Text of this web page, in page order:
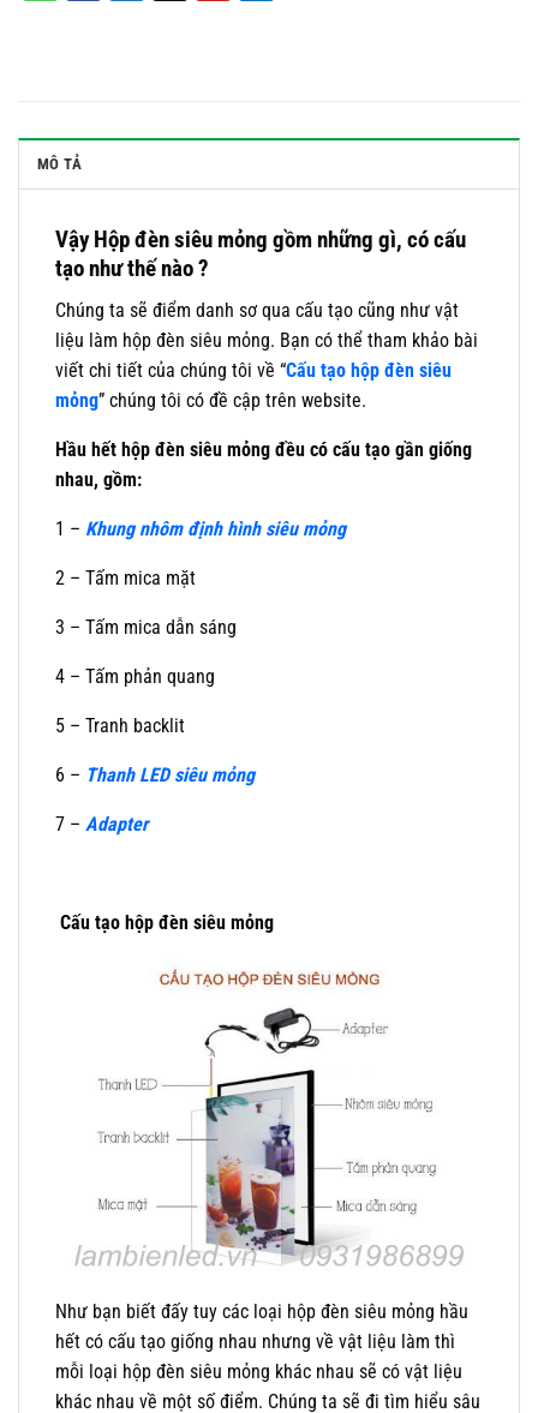
MÔ TẢ
Vậy Hộp đèn siêu mỏng gồm những gì, có cấu
tạo như thế nào ?
Chúng ta sẽ điểm danh sơ qua cấu tạo cũng như vật
liệu làm hộp đèn siêu mỏng. Bạn có thể tham khảo bài
viết chi tiết của chúng tôi về “Cấu tạo hộp đèn siêu
mỏng” chúng tôi có đề cập trên website.
Hầu hết hộp đèn siêu mỏng đều có cấu tạo gần giống
nhau, gồm:
1 – Khung nhôm định hình siêu mỏng
2 – Tấm mica mặt
3 – Tấm mica dẫn sáng
4 – Tấm phản quang
5 – Tranh backlit
6 – Thanh LED siêu mỏng
7 – Adapter
Cấu tạo hộp đèn siêu mỏng
Như bạn biết đấy tuy các loại hộp đèn siêu mỏng hầu
hết có cấu tạo giống nhau nhưng về vật liệu làm thì
mỗi loại hộp đèn siêu mỏng khác nhau sẽ có vật liệu
khác nhau về một số điểm. Chúng ta sẽ đi tìm hiểu sâu